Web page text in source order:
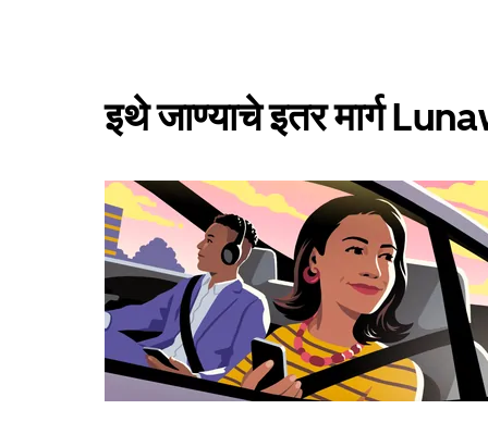
इथे जाण्याचे इतर मार्ग